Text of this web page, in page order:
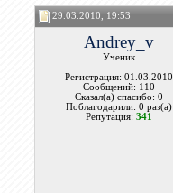
29.03.2010, 19:53
Andrey_v
Ученик
Регистрация: 01.03.2010
Сообщений: 110
Сказал(а) спасибо: 0
Поблагодарили: 0 раз(а)
Репутация: 341